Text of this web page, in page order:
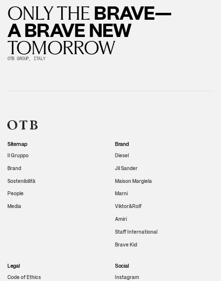
ONLY THE BRAVE—
A BRAVE NEW
TOMORROW
OTB GROUP, ITALY
Sitemap
Il Gruppo
Brand
Sostenibilità
People
Media
Brand
Diesel
Jil Sander
Maison Margiela
Marni
Viktor&Rolf
Amiri
Staff International
Brave Kid
Legal
Code of Ethics
Social
Instagram